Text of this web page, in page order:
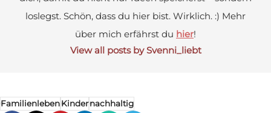
loslegst. Schön, dass du hier bist. Wirklich. :) Mehr
über mich erfährst du hier!
View all posts by Svenni_liebt
FamilienlebenKindernachhaltig